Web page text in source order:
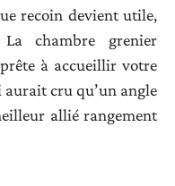
recoin devient utile,
chambre grenier
à accueillir votre
cru qu’un angle
allié rangement